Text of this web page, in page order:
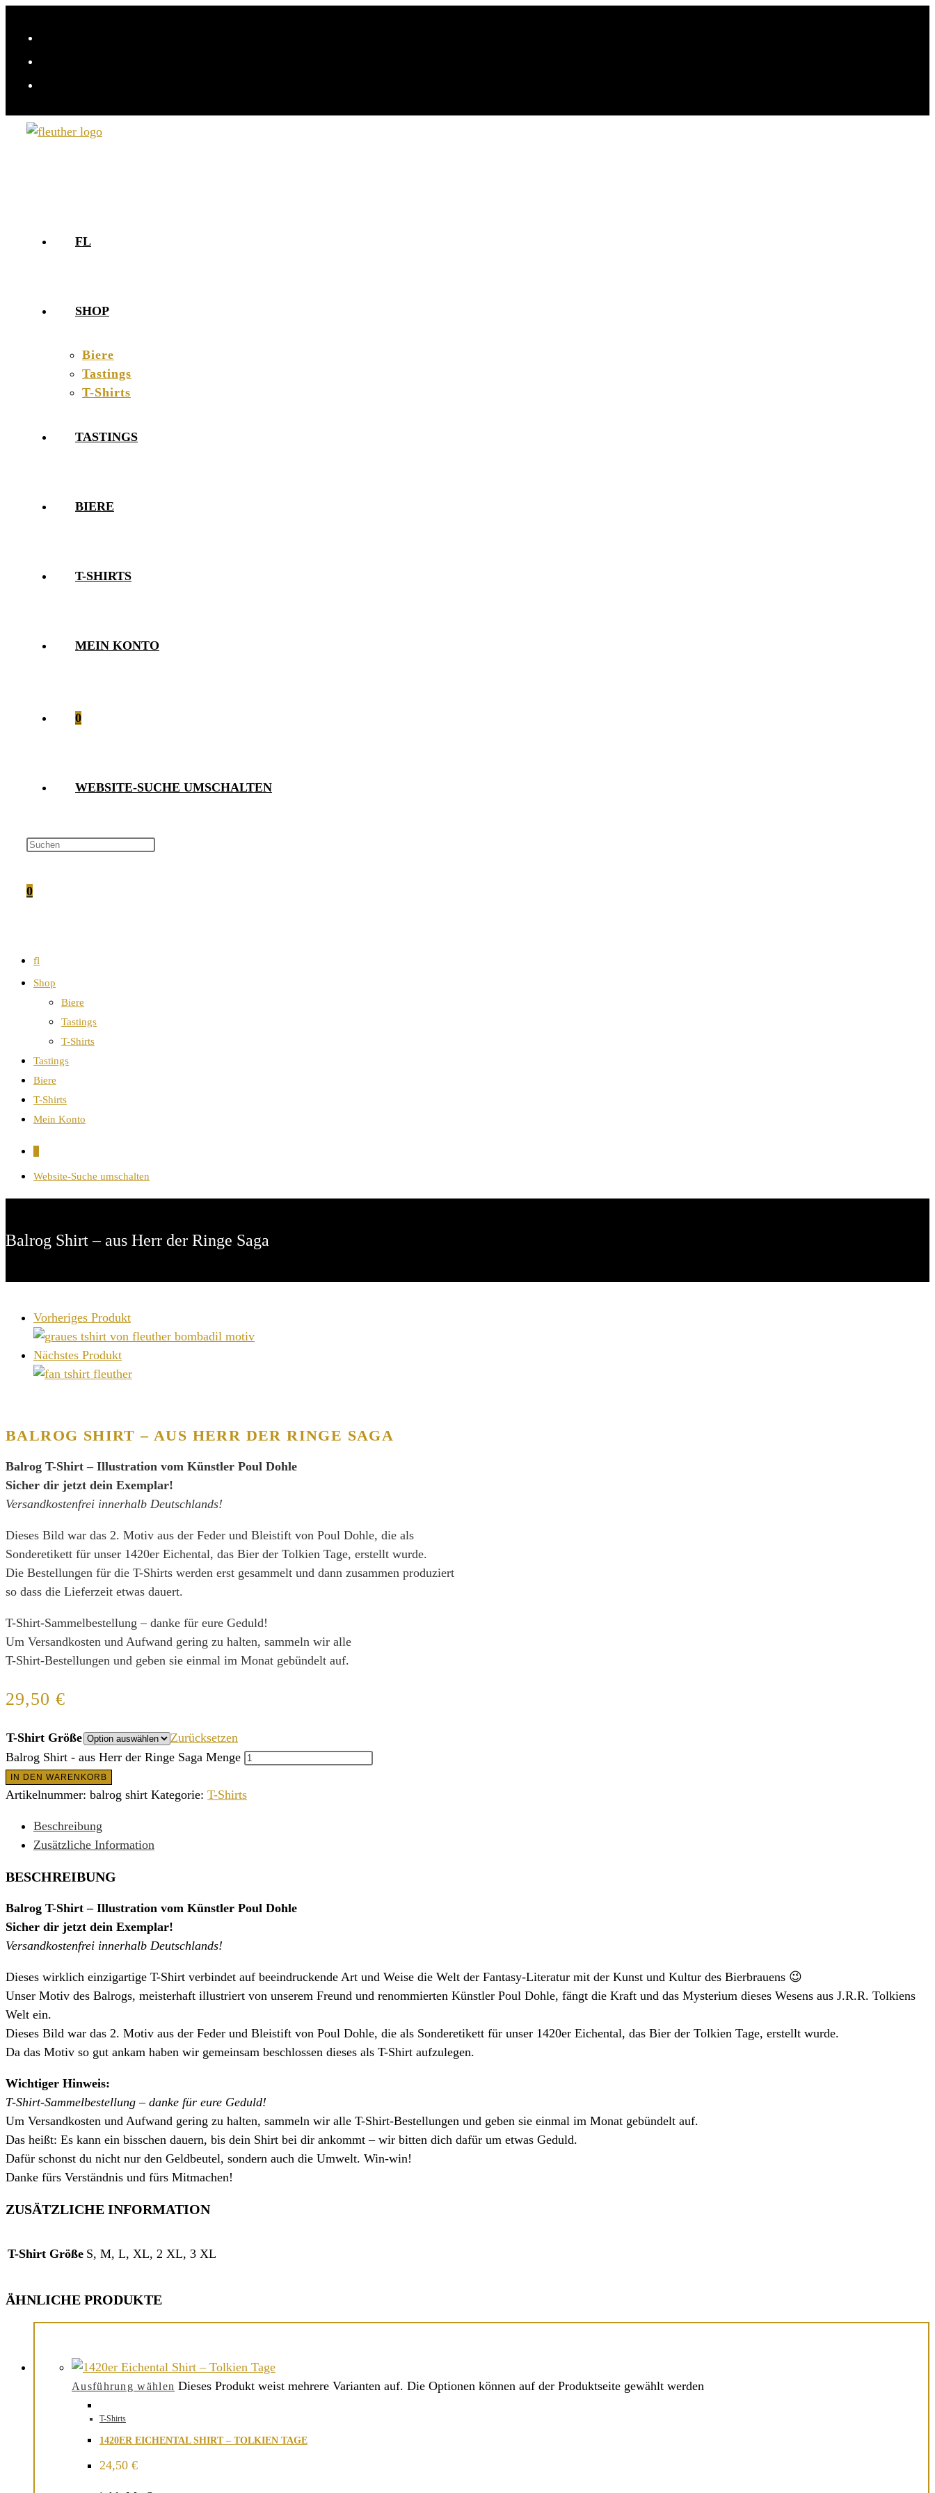
FL
SHOP
Biere
Tastings
T-Shirts
TASTINGS
BIERE
T-SHIRTS
MEIN KONTO
0
WEBSITE-SUCHE UMSCHALTEN
0
fl
Shop
Biere
Tastings
T-Shirts
Tastings
Biere
T-Shirts
Mein Konto
Website-Suche umschalten
Balrog Shirt – aus Herr der Ringe Saga
Vorheriges Produkt
Nächstes Produkt
BALROG SHIRT – AUS HERR DER RINGE SAGA
Balrog T-Shirt – Illustration vom Künstler Poul Dohle
Sicher dir jetzt dein Exemplar!
Versandkostenfrei innerhalb Deutschlands!
Dieses Bild war das 2. Motiv aus der Feder und Bleistift von Poul Dohle, die als
Sonderetikett für unser 1420er Eichental, das Bier der Tolkien Tage, erstellt wurde.
Die Bestellungen für die T-Shirts werden erst gesammelt und dann zusammen produziert
so dass die Lieferzeit etwas dauert.
T-Shirt-Sammelbestellung – danke für eure Geduld!
Um Versandkosten und Aufwand gering zu halten, sammeln wir alle
T-Shirt-Bestellungen und geben sie einmal im Monat gebündelt auf.
29,50 €
T-Shirt Größe
Zurücksetzen
Balrog Shirt - aus Herr der Ringe Saga Menge
IN DEN WARENKORB
Artikelnummer: balrog shirt Kategorie: T-Shirts
Beschreibung
Zusätzliche Information
BESCHREIBUNG
Balrog T-Shirt – Illustration vom Künstler Poul Dohle
Sicher dir jetzt dein Exemplar!
Versandkostenfrei innerhalb Deutschlands!
Dieses wirklich einzigartige T-Shirt verbindet auf beeindruckende Art und Weise die Welt der Fantasy-Literatur mit der Kunst und Kultur des Bierbrauens 😉
Unser Motiv des Balrogs, meisterhaft illustriert von unserem Freund und renommierten Künstler Poul Dohle, fängt die Kraft und das Mysterium dieses Wesens aus J.R.R. Tolkiens
Welt ein.
Dieses Bild war das 2. Motiv aus der Feder und Bleistift von Poul Dohle, die als Sonderetikett für unser 1420er Eichental, das Bier der Tolkien Tage, erstellt wurde.
Da das Motiv so gut ankam haben wir gemeinsam beschlossen dieses als T-Shirt aufzulegen.
Wichtiger Hinweis:
T-Shirt-Sammelbestellung – danke für eure Geduld!
Um Versandkosten und Aufwand gering zu halten, sammeln wir alle T-Shirt-Bestellungen und geben sie einmal im Monat gebündelt auf.
Das heißt: Es kann ein bisschen dauern, bis dein Shirt bei dir ankommt – wir bitten dich dafür um etwas Geduld.
Dafür schonst du nicht nur den Geldbeutel, sondern auch die Umwelt. Win-win!
Danke fürs Verständnis und fürs Mitmachen!
ZUSÄTZLICHE INFORMATION
T-Shirt Größe S, M, L, XL, 2 XL, 3 XL
ÄHNLICHE PRODUKTE
Ausführung wählen Dieses Produkt weist mehrere Varianten auf. Die Optionen können auf der Produktseite gewählt werden
T-Shirts
1420ER EICHENTAL SHIRT – TOLKIEN TAGE
24,50 €